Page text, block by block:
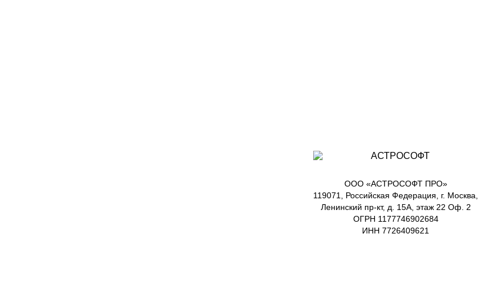
ООО «АСТРОСОФТ ПРО»
119071, Российская Федерация, г. Москва,
Ленинский пр-кт, д. 15А, этаж 22 Оф. 2
ОГРН 1177746902684
ИНН 7726409621